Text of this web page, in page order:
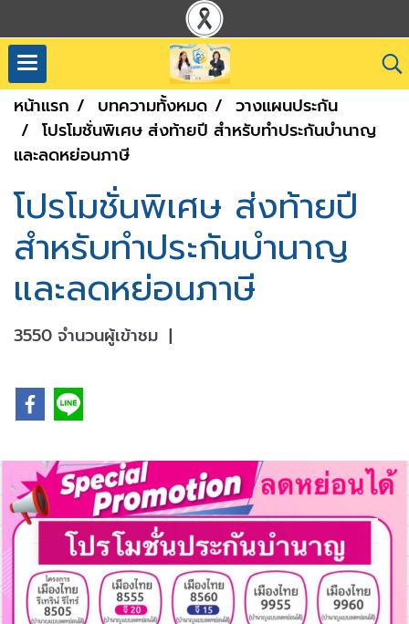
หน้าแรก บทความทั้งหมด
วางแผนประกัน
โปรโมชั่นพิเศษ ส่งท้ายปี สำหรับทำประกันบำนาญ
และลดหย่อนภาษี
โปรโมชั่นพิเศษ ส่งท้ายปี
สำหรับทำประกันบำนาญ
และลดหย่อนภาษี
3550 จำนวนผู้เข้าชม |